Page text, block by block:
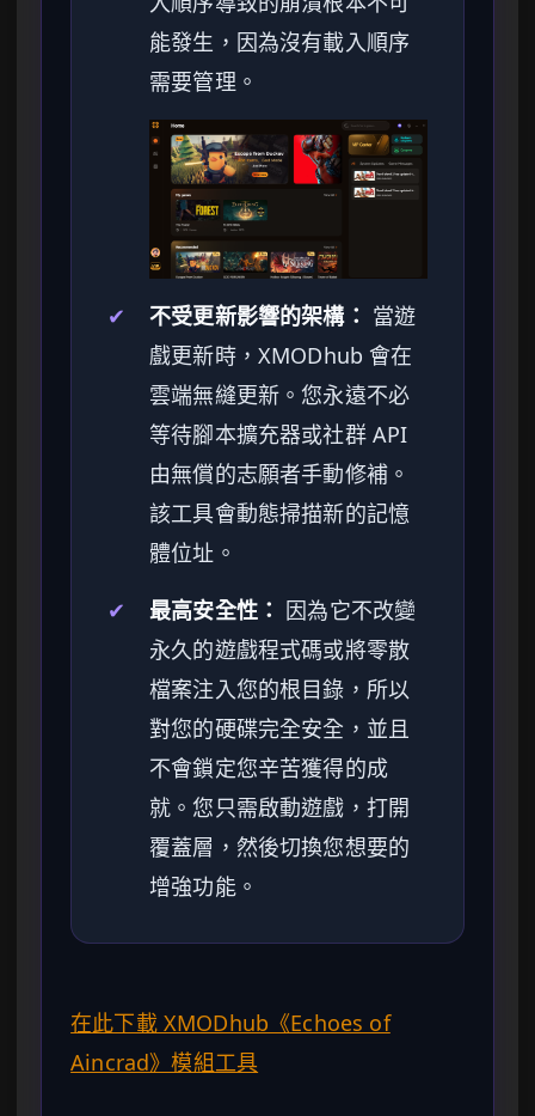
能發生，因為沒有載入順序
需要管理。
✔ 不受更新影響的架構： 當遊
戲更新時，XMODhub 會在
雲端無縫更新。您永遠不必
等待腳本擴充器或社群 API
由無償的志願者手動修補。
該工具會動態掃描新的記憶
體位址。
✔
最高安全性： 因為它不改變
永久的遊戲程式碼或將零散
檔案注入您的根目錄，所以
對您的硬碟完全安全，並且
不會鎖定您辛苦獲得的成
就。您只需啟動遊戲，打開
覆蓋層，然後切換您想要的
增強功能。
在此下載 XMODhub《Echoes of
Aincrad》模組工具